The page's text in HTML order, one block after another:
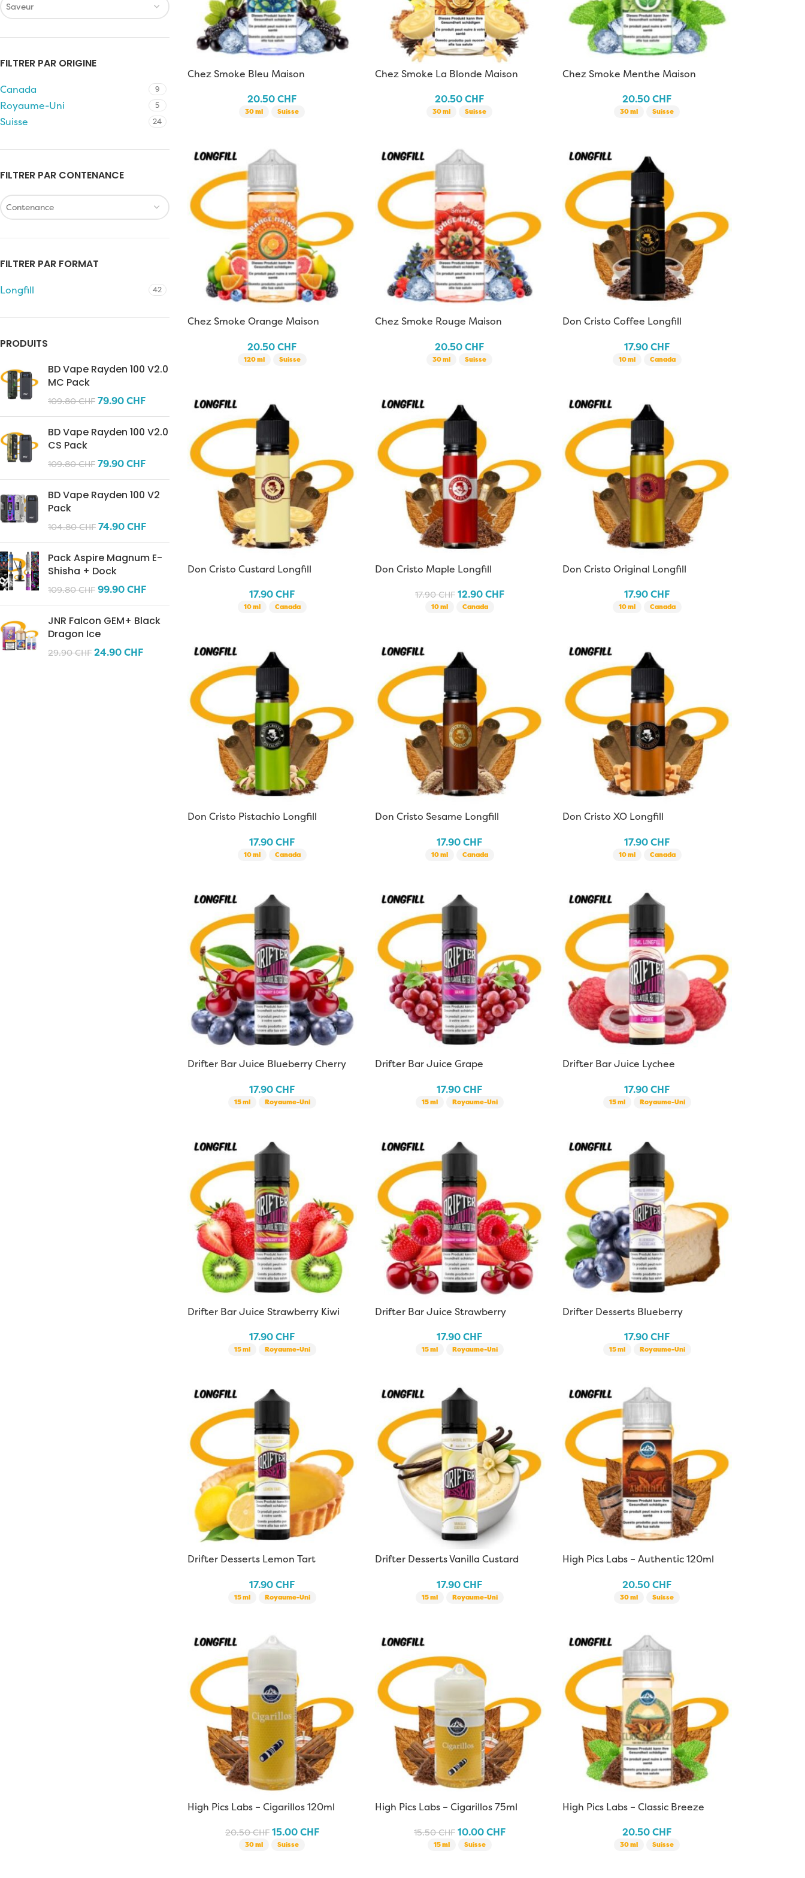
Saveur
FILTRER PAR ORIGINE
Canada 9
Royaume-Uni 5
Suisse 24
FILTRER PAR CONTENANCE
Contenance
FILTRER PAR FORMAT
Longfill 42
PRODUITS
BD Vape Rayden 100 V2.0
MC Pack
109.80CHF 79.90CHF
BD Vape Rayden 100 V2.0
CS Pack
109.80CHF 79.90CHF
BD Vape Rayden 100 V2
Pack
104.80CHF 74.90CHF
Pack Aspire Magnum E-
Shisha + Dock
109.80CHF 99.90CHF
JNR Falcon GEM+ Black
Dragon Ice
29.90CHF 24.90CHF
Chez Smoke Bleu Maison
20.50CHF
30 ml Suisse
Chez Smoke La Blonde Maison
20.50CHF
30 ml Suisse
Chez Smoke Menthe Maison
20.50CHF
30 ml Suisse
Chez Smoke Orange Maison
20.50CHF
120 ml Suisse
Chez Smoke Rouge Maison
20.50CHF
30 ml Suisse
Don Cristo Coffee Longfill
17.90CHF
10 ml Canada
Don Cristo Custard Longfill
17.90CHF
10 ml Canada
Don Cristo Maple Longfill
17.90CHF 12.90CHF
10 ml Canada
Don Cristo Original Longfill
17.90CHF
10 ml Canada
Don Cristo Pistachio Longfill
17.90CHF
10 ml Canada
Don Cristo Sesame Longfill
17.90CHF
10 ml Canada
Don Cristo XO Longfill
17.90CHF
10 ml Canada
Drifter Bar Juice Blueberry Cherry
17.90CHF
15 ml Royaume-Uni
Drifter Bar Juice Grape
17.90CHF
15 ml Royaume-Uni
Drifter Bar Juice Lychee
17.90CHF
15 ml Royaume-Uni
Drifter Bar Juice Strawberry Kiwi
17.90CHF
15 ml Royaume-Uni
Drifter Bar Juice Strawberry
17.90CHF
15 ml Royaume-Uni
Drifter Desserts Blueberry
17.90CHF
15 ml Royaume-Uni
Drifter Desserts Lemon Tart
17.90CHF
15 ml Royaume-Uni
Drifter Desserts Vanilla Custard
17.90CHF
15 ml Royaume-Uni
High Pics Labs – Authentic 120ml
20.50CHF
30 ml Suisse
High Pics Labs – Cigarillos 120ml
20.50CHF 15.00CHF
30 ml Suisse
High Pics Labs – Cigarillos 75ml
15.50CHF 10.00CHF
15 ml Suisse
High Pics Labs – Classic Breeze
20.50CHF
30 ml Suisse